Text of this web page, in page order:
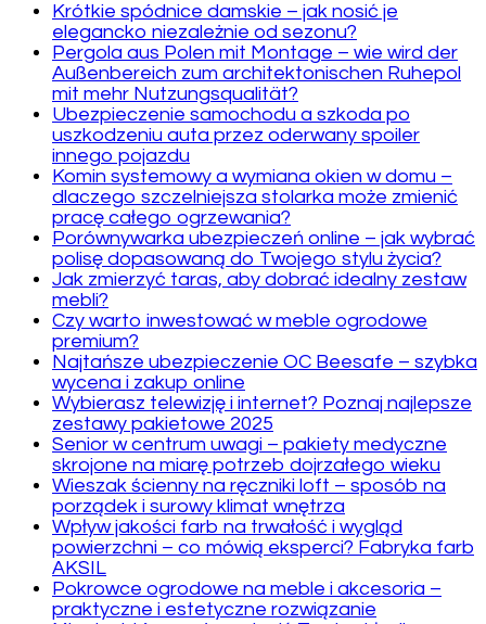
Krótkie spódnice damskie – jak nosić je
elegancko niezależnie od sezonu?
Pergola aus Polen mit Montage – wie wird der
Außenbereich zum architektonischen Ruhepol
mit mehr Nutzungsqualität?
Ubezpieczenie samochodu a szkoda po
uszkodzeniu auta przez oderwany spoiler
innego pojazdu
Komin systemowy a wymiana okien w domu –
dlaczego szczelniejsza stolarka może zmienić
pracę całego ogrzewania?
Porównywarka ubezpieczeń online – jak wybrać
polisę dopasowaną do Twojego stylu życia?
Jak zmierzyć taras, aby dobrać idealny zestaw
mebli?
Czy warto inwestować w meble ogrodowe
premium?
Najtańsze ubezpieczenie OC Beesafe – szybka
wycena i zakup online
Wybierasz telewizję i internet? Poznaj najlepsze
zestawy pakietowe 2025
Senior w centrum uwagi – pakiety medyczne
skrojone na miarę potrzeb dojrzałego wieku
Wieszak ścienny na ręczniki loft – sposób na
porządek i surowy klimat wnętrza
Wpływ jakości farb na trwałość i wygląd
powierzchni – co mówią eksperci? Fabryka farb
AKSIL
Pokrowce ogrodowe na meble i akcesoria –
praktyczne i estetyczne rozwiązanie